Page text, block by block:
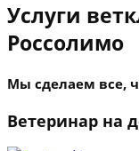
Услуги
Россолимо
Мы сделаем все,
Ветеринар на